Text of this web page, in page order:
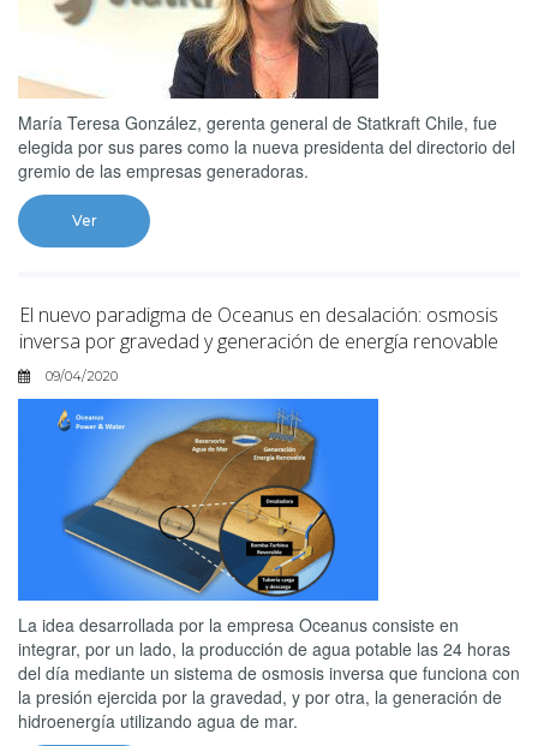
María Teresa González, gerenta general de Statkraft Chile, fue
elegida por sus pares como la nueva presidenta del directorio del
gremio de las empresas generadoras.
Ver
El nuevo paradigma de Oceanus en desalación: osmosis
inversa por gravedad y generación de energía renovable
09/04/2020
La idea desarrollada por la empresa Oceanus consiste en
integrar, por un lado, la producción de agua potable las 24 horas
del día mediante un sistema de osmosis inversa que funciona con
la presión ejercida por la gravedad, y por otra, la generación de
hidroenergía utilizando agua de mar.